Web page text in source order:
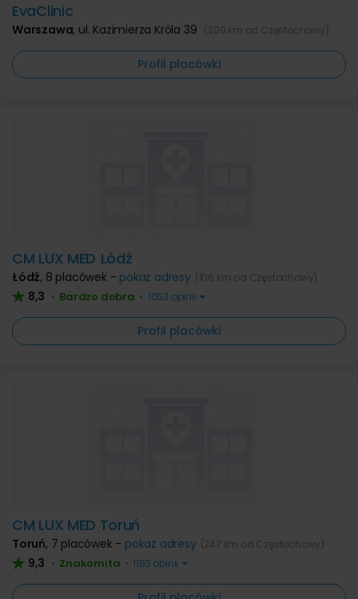
EvaClinic
Warszawa, ul. Kazimierza Króla 39 (209 km od Częstochowy)
Profil placówki
CM LUX MED Łódź
Łódź, 8 placówek - pokaż adresy (106 km od Częstochowy)
8,3 • Bardzo dobra • 1053 opinii
Profil placówki
CM LUX MED Toruń
Toruń, 7 placówek - pokaż adresy (247 km od Częstochowy)
9,3 • Znakomita • 1193 opinii